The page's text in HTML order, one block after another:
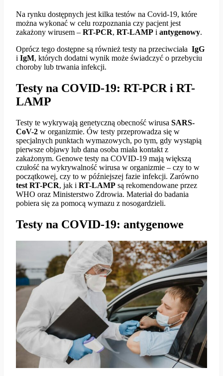
Na rynku dostępnych jest kilka testów na Covid-19, które
można wykonać w celu rozpoznania czy pacjent jest
zakażony wirusem – RT-PCR, RT-LAMP i antygenowy.
Oprócz tego dostępne są również testy na przeciwciała IgG
i IgM, których dodatni wynik może świadczyć o przebyciu
choroby lub trwania infekcji.
Testy na COVID-19: RT-PCR i RT-
LAMP
Testy te wykrywają genetyczną obecność wirusa SARS-
CoV-2 w organizmie. Ów testy przeprowadza się w
specjalnych punktach wymazowych, po tym, gdy wystąpią
pierwsze objawy lub dana osoba miała kontakt z
zakażonym. Genowe testy na COVID-19 mają większą
czułość na wykrywalność wirusa w organizmie – czy to w
początkowej, czy to w późniejszej fazie infekcji. Zarówno
test RT-PCR, jak i RT-LAMP są rekomendowane przez
WHO oraz Ministerstwo Zdrowia. Materiał do badania
pobiera się za pomocą wymazu z nosogardzieli.
Testy na COVID-19: antygenowe